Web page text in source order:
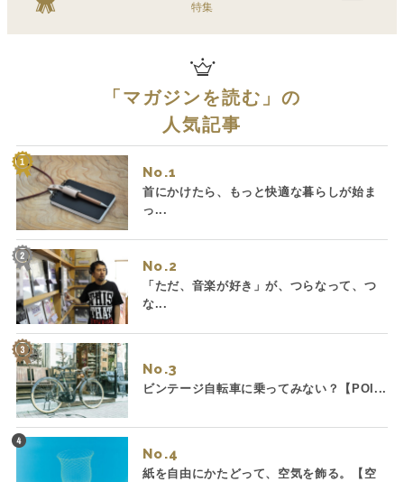
特集
「 マガジンを読む 」の
人気記事
No.
首にかけたら、もっと快適な暮らしが始ま
っ...
No.
「ただ、音楽が好き」が、つらなって、つ
な...
No.
ビンテージ自転車に乗ってみない？【POI...
No.
紙を自由にかたどって、空気を飾る。【空